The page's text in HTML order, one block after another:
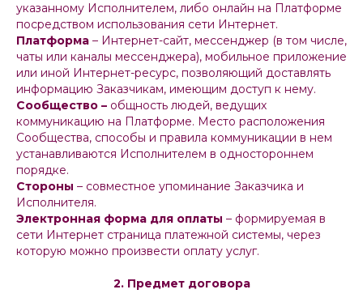
указанному Исполнителем, либо онлайн на Платформе
посредством использования сети Интернет.
Платформа – Интернет-сайт, мессенджер (в том числе,
чаты или каналы мессенджера), мобильное приложение
или иной Интернет-ресурс, позволяющий доставлять
информацию Заказчикам, имеющим доступ к нему.
Сообщество – общность людей, ведущих
коммуникацию на Платформе. Место расположения
Сообщества, способы и правила коммуникации в нем
устанавливаются Исполнителем в одностороннем
порядке.
Стороны – совместное упоминание Заказчика и
Исполнителя.
Электронная форма для оплаты – формируемая в
сети Интернет страница платежной системы, через
которую можно произвести оплату услуг.
2. Предмет договора